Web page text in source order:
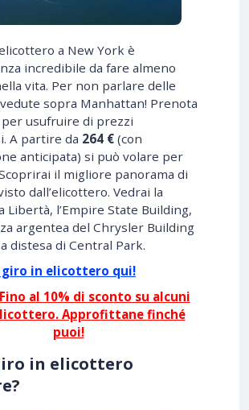
a New York è
incredibile da fare almeno
vita. Per non parlare delle
sopra Manhattan! Prenota
usufruire di prezzi
A partire da 264 € (con
anticipata) si può volare per
il migliore panorama di
dall’elicottero. Vedrai la
Libertà, l’Empire State Building,
argentea del Chrysler Building
distesa di Central Park.
giro in elicottero qui!
al 10% di sconto su alcuni
Approfittane finché
puoi!
in elicottero